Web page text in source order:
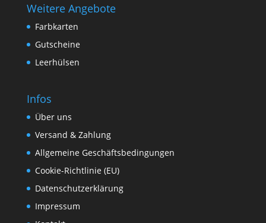
Weitere Angebote
Farbkarten
Gutscheine
Leerhülsen
Infos
Über uns
Versand & Zahlung
Allgemeine Geschäftsbedingungen
Cookie-Richtlinie (EU)
Datenschutzerklärung
Impressum